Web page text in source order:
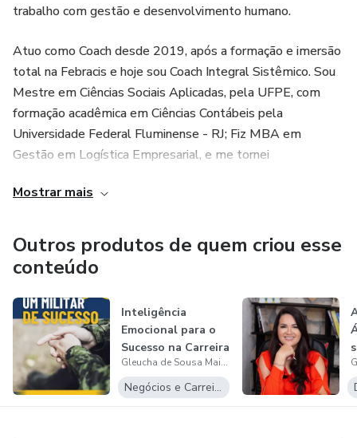
trabalho com gestão e desenvolvimento humano.
Atuo como Coach desde 2019, após a formação e imersão
total na Febracis e hoje sou Coach Integral Sistêmico. Sou
Mestre em Ciências Sociais Aplicadas, pela UFPE, com
formação acadêmica em Ciências Contábeis pela
Universidade Federal Fluminense - RJ; Fiz MBA em
Gestão em Logística Empresarial, e me tornei
de Coaching Roberto Maior, o qual estamos dando início a
Dedicada a melhorar a autoestima das mulheres, devido ao
que me impedia de ser minha melhor versão, tenho
buscado trazer cada dia mais soluções para que isso seja
recebido pelo máximo de mulheres possível. Me orgulho
da minha história, e sou grata por poder compartilhar um
pouco do que aprendi para tirar o sonho das pessoas do
papel e ajudá-las a se transformar em sua melhor versão.
Mostrar mais
Outros produtos de quem criou esse
conteúdo
Inteligência
Emocional para o
Sucesso na Carreira
Militar (I...
Gleucha de Sousa Maior
Negócios e Carreira